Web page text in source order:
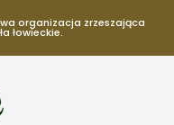
organizacja zrzeszająca
łowieckie.